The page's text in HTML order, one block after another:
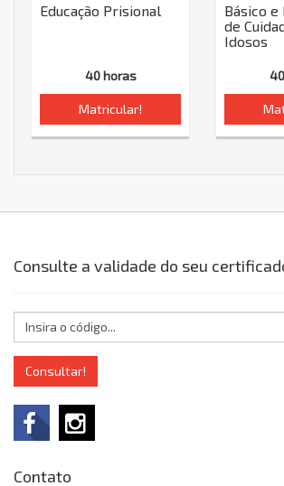
Educação Prisional
40 horas
Matricular!
Básico
de
Idosos
Consulte a validade do seu
Consultar!
Contato